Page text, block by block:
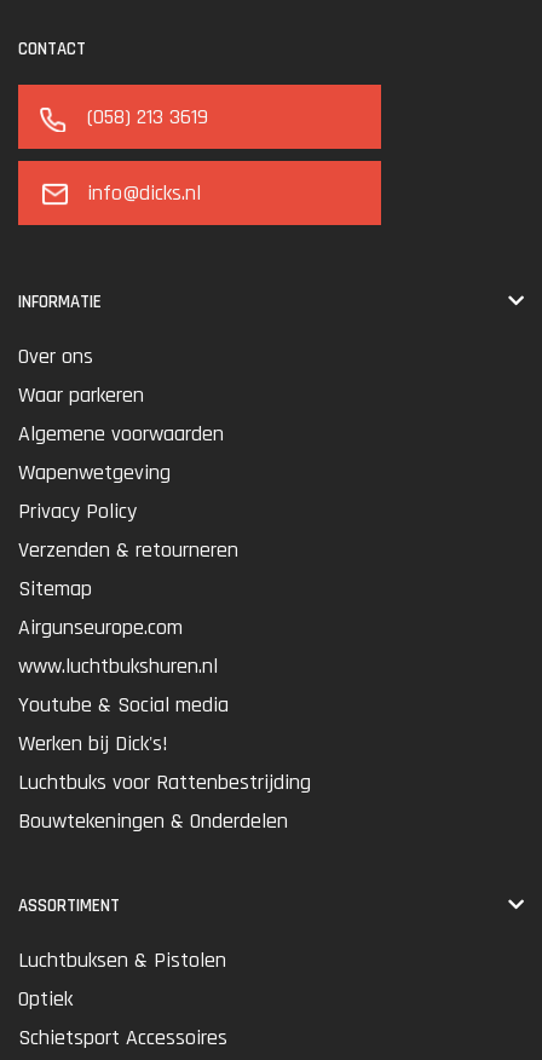
CONTACT
(058) 213 3619
info@dicks.nl
INFORMATIE
Over ons
Waar parkeren
Algemene voorwaarden
Wapenwetgeving
Privacy Policy
Verzenden & retourneren
Sitemap
Airgunseurope.com
www.luchtbukshuren.nl
Youtube & Social media
Werken bij Dick's!
Luchtbuks voor Rattenbestrijding
Bouwtekeningen & Onderdelen
ASSORTIMENT
Luchtbuksen & Pistolen
Optiek
Schietsport Accessoires